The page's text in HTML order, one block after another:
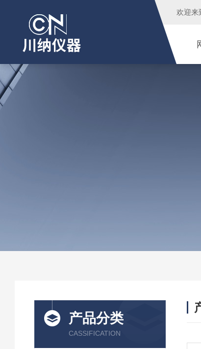
欢迎来
产品分类
CASSIFICATION